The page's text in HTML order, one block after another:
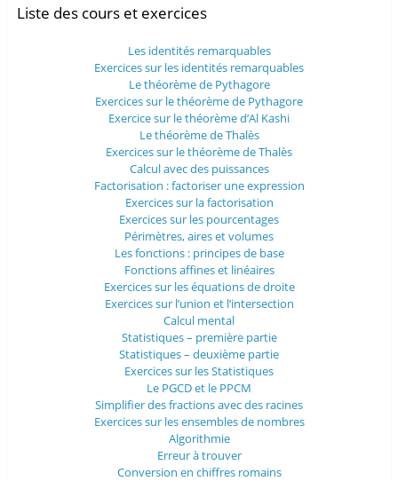
Liste des cours et exercices
Les identités remarquables
Exercices sur les identités remarquables
Le théorème de Pythagore
Exercices sur le théorème de Pythagore
Exercice sur le théorème d’Al Kashi
Le théorème de Thalès
Exercices sur le théorème de Thalès
Calcul avec des puissances
Factorisation : factoriser une expression
Exercices sur la factorisation
Exercices sur les pourcentages
Périmètres, aires et volumes
Les fonctions : principes de base
Fonctions affines et linéaires
Exercices sur les équations de droite
Exercices sur l’union et l’intersection
Calcul mental
Statistiques – première partie
Statistiques – deuxième partie
Exercices sur les Statistiques
Le PGCD et le PPCM
Simplifier des fractions avec des racines
Exercices sur les ensembles de nombres
Algorithmie
Erreur à trouver
Conversion en chiffres romains